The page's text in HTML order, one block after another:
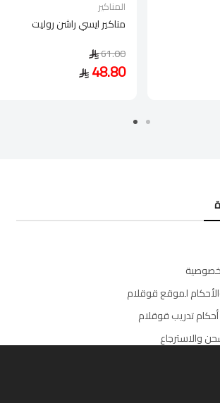
المناكير
مناكير ايسي راشن روليت
61.00
48.80
لموقع قوقلام
تدريب قوقلام
والاسترجاع